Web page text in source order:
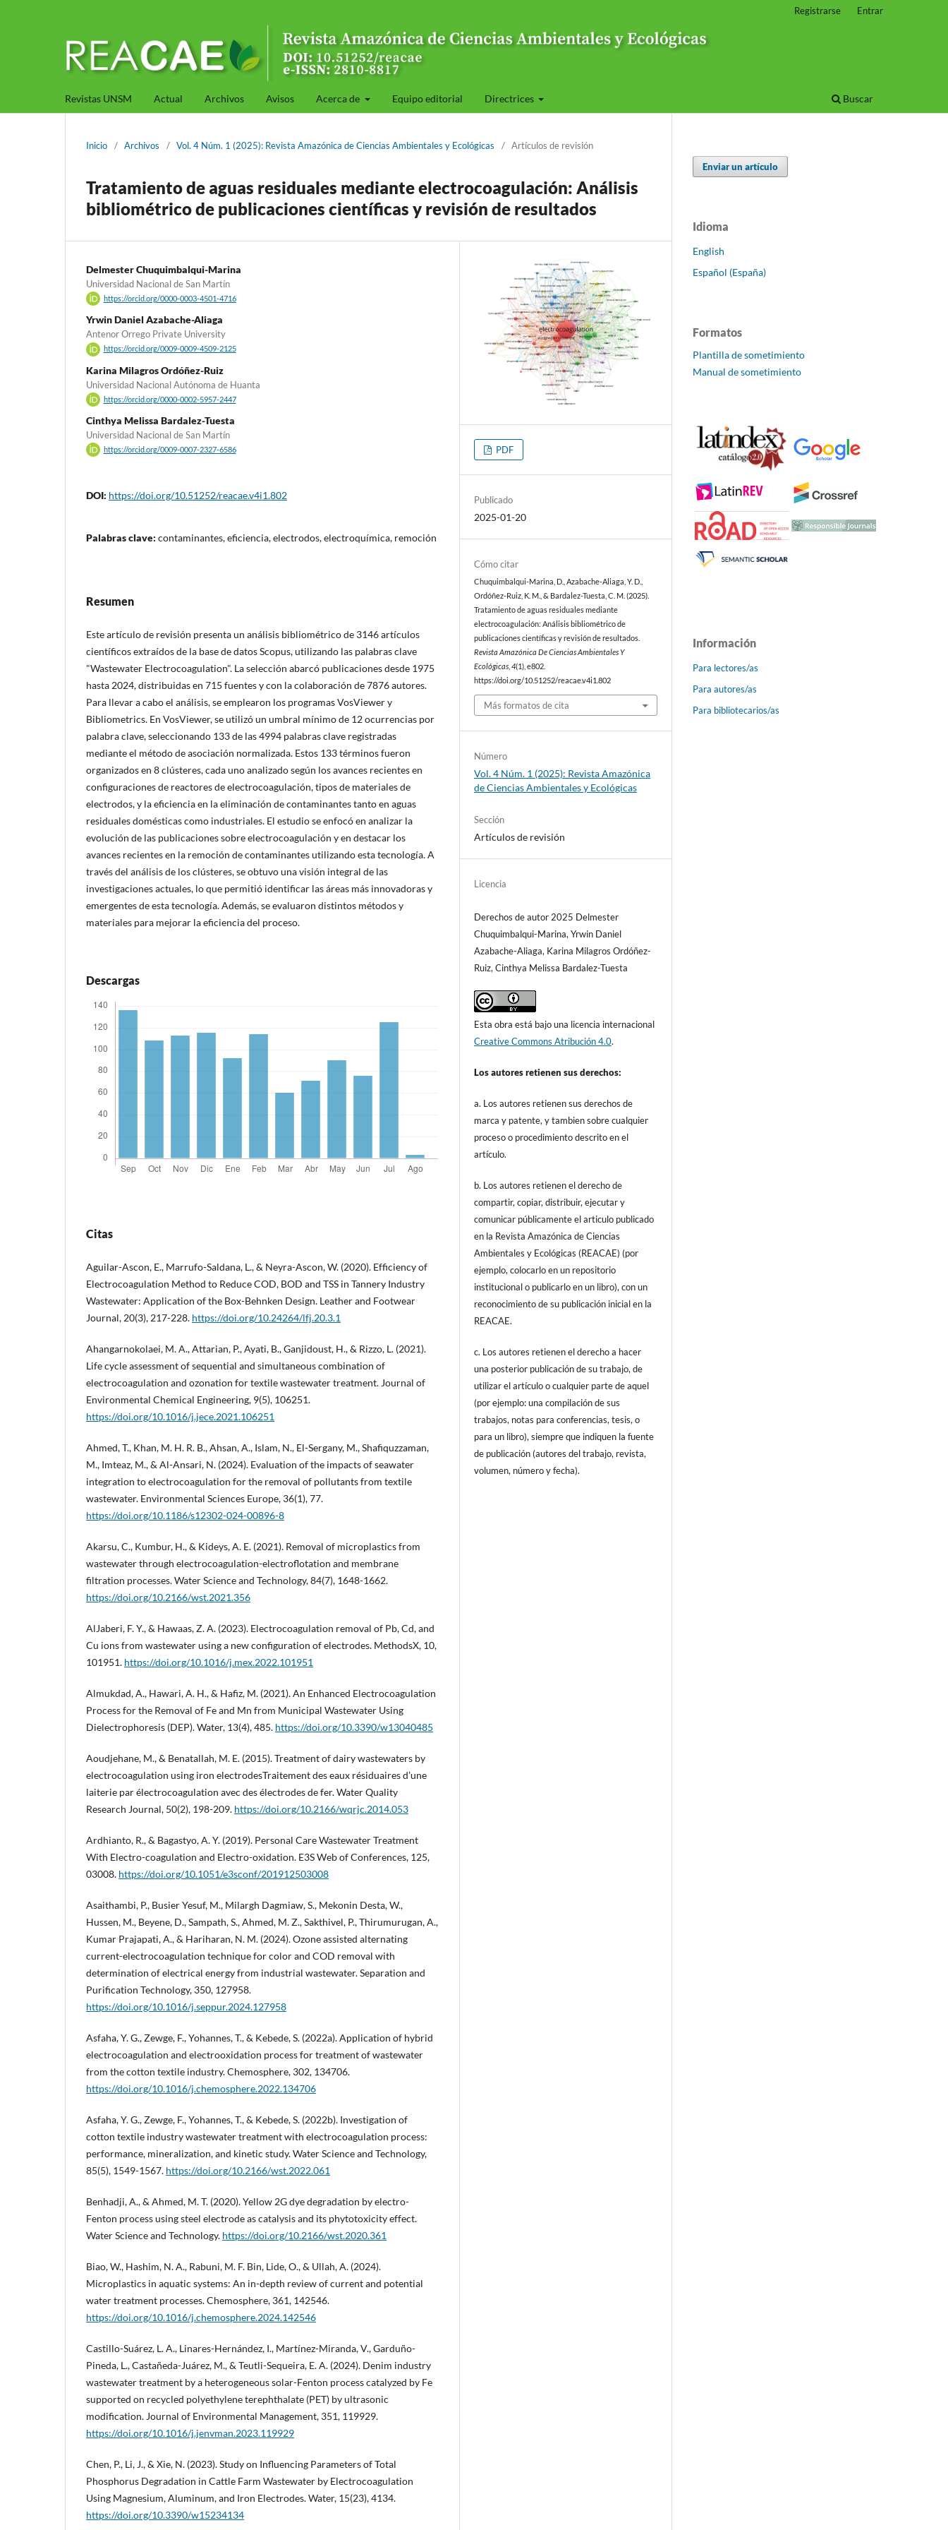
Revistas UNSM Actual Archivos Avisos Acerca de Equipo editorial Directrices Buscar
Registrarse Entrar
Inicio / Archivos / Vol. 4 Núm. 1 (2025): Revista Amazónica de Ciencias Ambientales y Ecológicas / Artículos de revisión
Tratamiento de aguas residuales mediante electrocoagulación: Análisis
bibliométrico de publicaciones científicas y revisión de resultados
Delmester Chuquimbalqui-Marina
Universidad Nacional de San Martín
https://orcid.org/0000-0003-4501-4716
Yrwin Daniel Azabache-Aliaga
Antenor Orrego Private University
https://orcid.org/0009-0009-4509-2125
Karina Milagros Ordóñez-Ruiz
Universidad Nacional Autónoma de Huanta
https://orcid.org/0000-0002-5957-2447
Cinthya Melissa Bardalez-Tuesta
Universidad Nacional de San Martín
https://orcid.org/0009-0007-2327-6586
DOI: https://doi.org/10.51252/reacae.v4i1.802
Palabras clave: contaminantes, eficiencia, electrodos, electroquímica, remoción
Resumen
Este artículo de revisión presenta un análisis bibliométrico de 3146 artículos
científicos extraídos de la base de datos Scopus, utilizando las palabras clave
"Wastewater Electrocoagulation". La selección abarcó publicaciones desde 1975
hasta 2024, distribuidas en 715 fuentes y con la colaboración de 7876 autores.
Para llevar a cabo el análisis, se emplearon los programas VosViewer y
Bibliometrics. En VosViewer, se utilizó un umbral mínimo de 12 ocurrencias por
palabra clave, seleccionando 133 de las 4994 palabras clave registradas
mediante el método de asociación normalizada. Estos 133 términos fueron
organizados en 8 clústeres, cada uno analizado según los avances recientes en
configuraciones de reactores de electrocoagulación, tipos de materiales de
electrodos, y la eficiencia en la eliminación de contaminantes tanto en aguas
residuales domésticas como industriales. El estudio se enfocó en analizar la
evolución de las publicaciones sobre electrocoagulación y en destacar los
avances recientes en la remoción de contaminantes utilizando esta tecnología. A
través del análisis de los clústeres, se obtuvo una visión integral de las
investigaciones actuales, lo que permitió identificar las áreas más innovadoras y
emergentes de esta tecnología. Además, se evaluaron distintos métodos y
materiales para mejorar la eficiencia del proceso.
Descargas
Citas
Aguilar-Ascon, E., Marrufo-Saldana, L., & Neyra-Ascon, W. (2020). Efficiency of
Electrocoagulation Method to Reduce COD, BOD and TSS in Tannery Industry
Wastewater: Application of the Box-Behnken Design. Leather and Footwear
Journal, 20(3), 217-228. https://doi.org/10.24264/lfj.20.3.1
Ahangarnokolaei, M. A., Attarian, P., Ayati, B., Ganjidoust, H., & Rizzo, L. (2021).
Life cycle assessment of sequential and simultaneous combination of
electrocoagulation and ozonation for textile wastewater treatment. Journal of
Environmental Chemical Engineering, 9(5), 106251.
https://doi.org/10.1016/j.jece.2021.106251
Ahmed, T., Khan, M. H. R. B., Ahsan, A., Islam, N., El-Sergany, M., Shafiquzzaman,
M., Imteaz, M., & Al-Ansari, N. (2024). Evaluation of the impacts of seawater
integration to electrocoagulation for the removal of pollutants from textile
wastewater. Environmental Sciences Europe, 36(1), 77.
https://doi.org/10.1186/s12302-024-00896-8
Akarsu, C., Kumbur, H., & Kideys, A. E. (2021). Removal of microplastics from
wastewater through electrocoagulation-electroflotation and membrane
filtration processes. Water Science and Technology, 84(7), 1648-1662.
https://doi.org/10.2166/wst.2021.356
AlJaberi, F. Y., & Hawaas, Z. A. (2023). Electrocoagulation removal of Pb, Cd, and
Cu ions from wastewater using a new configuration of electrodes. MethodsX, 10,
101951. https://doi.org/10.1016/j.mex.2022.101951
Almukdad, A., Hawari, A. H., & Hafiz, M. (2021). An Enhanced Electrocoagulation
Process for the Removal of Fe and Mn from Municipal Wastewater Using
Dielectrophoresis (DEP). Water, 13(4), 485. https://doi.org/10.3390/w13040485
Aoudjehane, M., & Benatallah, M. E. (2015). Treatment of dairy wastewaters by
electrocoagulation using iron electrodesTraitement des eaux résiduaires d’une
laiterie par électrocoagulation avec des électrodes de fer. Water Quality
Research Journal, 50(2), 198-209. https://doi.org/10.2166/wqrjc.2014.053
Ardhianto, R., & Bagastyo, A. Y. (2019). Personal Care Wastewater Treatment
With Electro-coagulation and Electro-oxidation. E3S Web of Conferences, 125,
03008. https://doi.org/10.1051/e3sconf/201912503008
Asaithambi, P., Busier Yesuf, M., Milargh Dagmiaw, S., Mekonin Desta, W.,
Hussen, M., Beyene, D., Sampath, S., Ahmed, M. Z., Sakthivel, P., Thirumurugan, A.,
Kumar Prajapati, A., & Hariharan, N. M. (2024). Ozone assisted alternating
current-electrocoagulation technique for color and COD removal with
determination of electrical energy from industrial wastewater. Separation and
Purification Technology, 350, 127958.
https://doi.org/10.1016/j.seppur.2024.127958
Asfaha, Y. G., Zewge, F., Yohannes, T., & Kebede, S. (2022a). Application of hybrid
electrocoagulation and electrooxidation process for treatment of wastewater
from the cotton textile industry. Chemosphere, 302, 134706.
https://doi.org/10.1016/j.chemosphere.2022.134706
Asfaha, Y. G., Zewge, F., Yohannes, T., & Kebede, S. (2022b). Investigation of
cotton textile industry wastewater treatment with electrocoagulation process:
performance, mineralization, and kinetic study. Water Science and Technology,
85(5), 1549-1567. https://doi.org/10.2166/wst.2022.061
Benhadji, A., & Ahmed, M. T. (2020). Yellow 2G dye degradation by electro-
Fenton process using steel electrode as catalysis and its phytotoxicity effect.
Water Science and Technology. https://doi.org/10.2166/wst.2020.361
Biao, W., Hashim, N. A., Rabuni, M. F. Bin, Lide, O., & Ullah, A. (2024).
Microplastics in aquatic systems: An in-depth review of current and potential
water treatment processes. Chemosphere, 361, 142546.
https://doi.org/10.1016/j.chemosphere.2024.142546
Castillo-Suárez, L. A., Linares-Hernández, I., Martínez-Miranda, V., Garduño-
Pineda, L., Castañeda-Juárez, M., & Teutli-Sequeira, E. A. (2024). Denim industry
wastewater treatment by a heterogeneous solar-Fenton process catalyzed by Fe
supported on recycled polyethylene terephthalate (PET) by ultrasonic
modification. Journal of Environmental Management, 351, 119929.
https://doi.org/10.1016/j.jenvman.2023.119929
Chen, P., Li, J., & Xie, N. (2023). Study on Influencing Parameters of Total
Phosphorus Degradation in Cattle Farm Wastewater by Electrocoagulation
Using Magnesium, Aluminum, and Iron Electrodes. Water, 15(23), 4134.
https://doi.org/10.3390/w15234134
PDF
Publicado
2025-01-20
Cómo citar
Chuquimbalqui-Marina, D., Azabache-Aliaga, Y. D.,
Ordóñez-Ruiz, K. M., & Bardalez-Tuesta, C. M. (2025).
Tratamiento de aguas residuales mediante
electrocoagulación: Análisis bibliométrico de
publicaciones científicas y revisión de resultados.
Revista Amazónica De Ciencias Ambientales Y
Ecológicas ,4(1), e802.
https://doi.org/10.51252/reacae.v4i1.802
Más formatos de cita
Número
Vol. 4 Núm. 1 (2025): Revista Amazónica
de Ciencias Ambientales y Ecológicas
Sección
Artículos de revisión
Licencia
Derechos de autor 2025 Delmester
Chuquimbalqui-Marina, Yrwin Daniel
Azabache-Aliaga, Karina Milagros Ordóñez-
Ruiz, Cinthya Melissa Bardalez-Tuesta
Esta obra está bajo una licencia internacional
Creative Commons Atribución 4.0.
Los autores retienen sus derechos:
a. Los autores retienen sus derechos de
marca y patente, y tambien sobre cualquier
proceso o procedimiento descrito en el
artículo.
b. Los autores retienen el derecho de
compartir, copiar, distribuir, ejecutar y
comunicar públicamente el articulo publicado
en la Revista Amazónica de Ciencias
Ambientales y Ecológicas (REACAE) (por
ejemplo, colocarlo en un repositorio
institucional o publicarlo en un libro), con un
reconocimiento de su publicación inicial en la
REACAE.
c. Los autores retienen el derecho a hacer
una posterior publicación de su trabajo, de
utilizar el artículo o cualquier parte de aquel
(por ejemplo: una compilación de sus
trabajos, notas para conferencias, tesis, o
para un libro), siempre que indiquen la fuente
de publicación (autores del trabajo, revista,
volumen, número y fecha).
Enviar un artículo
Idioma
English
Español (España)
Formatos
Plantilla de sometimiento
Manual de sometimiento
Información
Para lectores/as
Para autores/as
Para bibliotecarios/as